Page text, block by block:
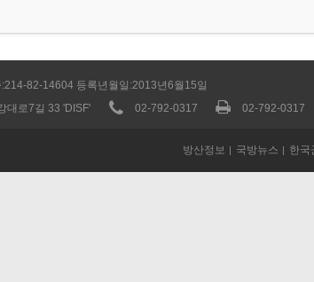
82-14604 등록년월일:2013년6월15일
대로7길 33 'DISF'
02-792-0317 02-792-0317
방산정보 국방뉴스 한국